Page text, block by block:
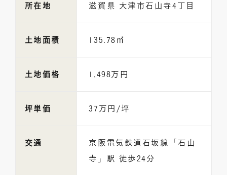
所在地 滋賀県 大津市石山寺4丁目
土地面積 135.78㎡
土地価格 1,498万円
坪単価 37万円/坪
交通
京阪電気鉄道石坂線「石山
寺」駅 徒歩24分